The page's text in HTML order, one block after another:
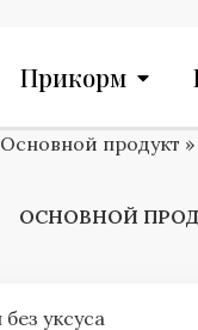
Прикорм
Основной продукт »
ОСНОВНОЙ